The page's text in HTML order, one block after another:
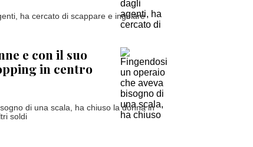
ha cercato di scappare e ingoiare
e con il suo
in centro
di una scala, ha chiuso la donna in
soldi